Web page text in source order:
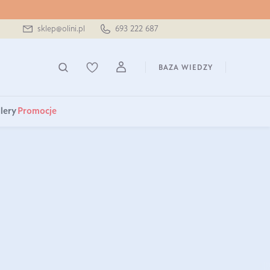
sklep@olini.pl 693 222 687
BAZA WIEDZY
Promocje